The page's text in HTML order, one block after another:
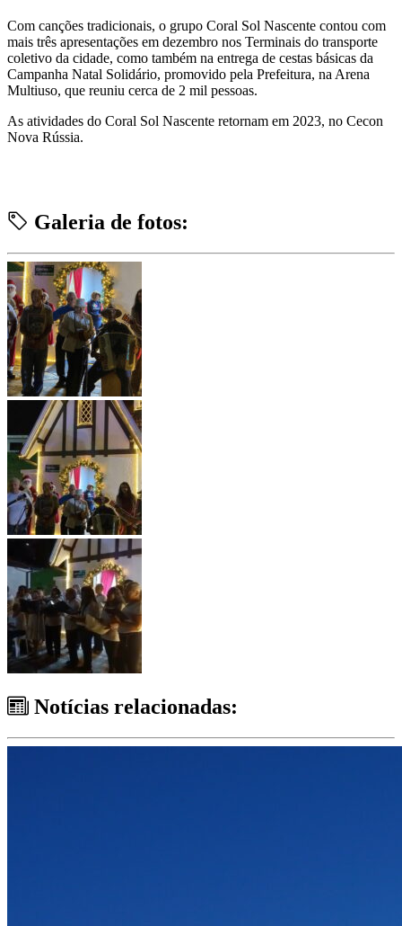
Com canções tradicionais, o grupo Coral Sol Nascente contou com
mais três apresentações em dezembro nos Terminais do transporte
coletivo da cidade, como também na entrega de cestas básicas da
Campanha Natal Solidário, promovido pela Prefeitura, na Arena
Multiuso, que reuniu cerca de 2 mil pessoas.
As atividades do Coral Sol Nascente retornam em 2023, no Cecon
Nova Rússia.
Galeria de fotos:
Notícias relacionadas: